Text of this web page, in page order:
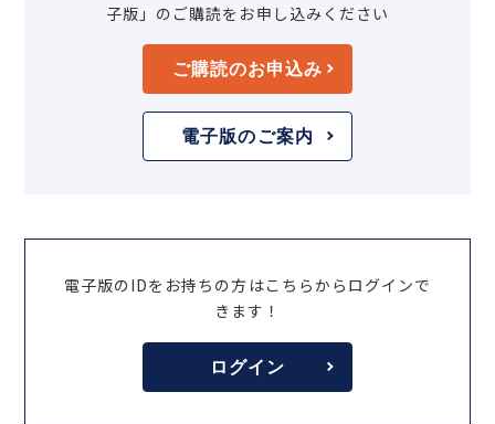
子版」のご購読をお申し込みください
ご購読のお申込み
電子版のご案内
電子版のIDをお持ちの方はこちらからログインで
きます！
ログイン